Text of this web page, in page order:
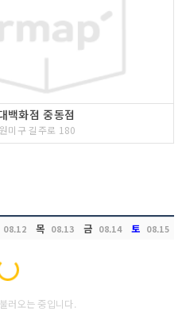
백화점 중동점
미구 길주로 180
08.12 목 08.13 금 08.14 토 08.15
Loading...
러오는 중입니다.